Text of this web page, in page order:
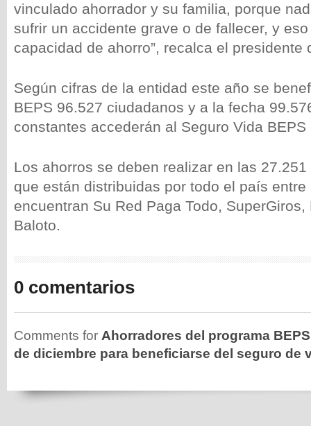
vinculado ahorrador y su familia, porque
sufrir un accidente grave o de fallecer, y
capacidad de ahorro”, recalca el presidente
Según cifras de la entidad este año se
BEPS 96.527 ciudadanos y a la fecha
constantes accederán al Seguro Vida BEPS
Los ahorros se deben realizar en las
que están distribuidas por todo el país entre
encuentran Su Red Paga Todo,
Baloto.
0 comentarios
Comments for Ahorradores del programa
de diciembre para beneficiarse del seguro de